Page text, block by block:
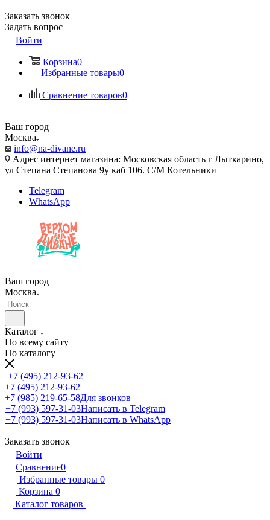
Заказать звонок
Задать вопрос
Войти
Корзина0
Избранные товары0
Сравнение товаров0
Ваш город
Москва
info@na-divane.ru
Адрес интернет магазина: Московская область г Лыткарино,
ул Степана Степанова 9у каб 106. С/М Котельники
Telegram
WhatsApp
Ваш город
Москва
Каталог
По всему сайту
По каталогу
+7 (495) 212-93-62
+7 (495) 212-93-62
+7 (985) 219-65-58Для звонков
+7 (993) 597-31-03Написать в Telegram
+7 (993) 597-31-03Написать в WhatsApp
Заказать звонок
Войти
Сравнение0
Избранные товары 0
Корзина 0
Каталог товаров